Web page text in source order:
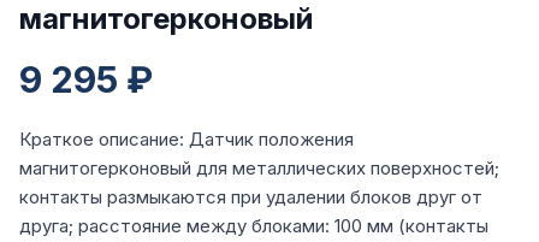
магнитогерконовый
9 295 ₽
Краткое описание: Датчик положения
магнитогерконовый для металлических поверхностей;
контакты размыкаются при удалении блоков друг от
друга; расстояние между блоками: 100 мм (контакты